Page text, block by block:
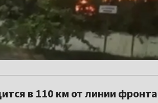
в 110 км от линии